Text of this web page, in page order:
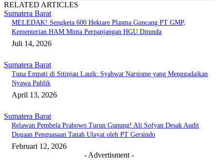
RELATED ARTICLES
Sumatera Barat
MELEDAK! Sengketa 600 Hektare Plasma Guncang PT GMP,
Kementerian HAM Minta Perpanjangan HGU Ditunda
Juli 14, 2026
Sumatera Barat
Tuna Empati di Sitinjau Lauik: Syahwat Narsisme yang Menggadaikan
Nyawa Publik
April 13, 2026
Sumatera Barat
Relawan Pembela Prabowo Turun Gunung! Ali Sofyan Desak Audit
Dugaan Penguasaan Tanah Ulayat oleh PT Gersindo
Februari 12, 2026
- Advertisment -